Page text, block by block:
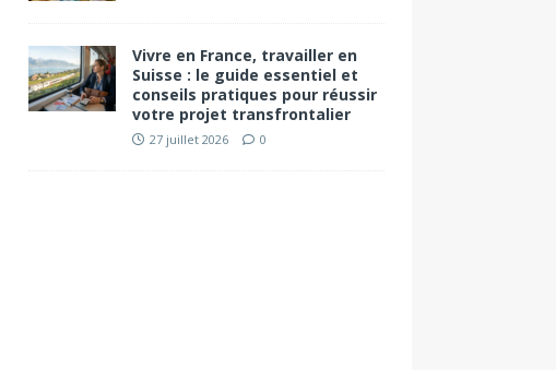
Vivre en France, travailler en
Suisse : le guide essentiel et
conseils pratiques pour réussir
votre projet transfrontalier
27 juillet 2026 0